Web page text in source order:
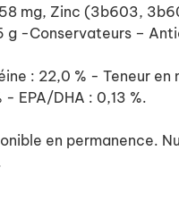
mg, Zinc (3b603,
g -Conservateurs –
: 22,0 % - Teneur
EPA/DHA : 0,13 %.
en permanence.